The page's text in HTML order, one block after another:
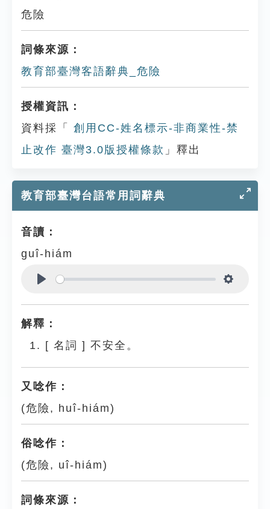
危險
詞條來源：
教育部臺灣客語辭典_危險
授權資訊：
資料採「
創用CC-姓名標示-非商業性-禁
止改作 臺灣3.0版授權條款 」釋出
教育部臺灣台語常用詞辭典
音讀：
guî-hiám
解釋：
[ 名詞 ] 不安全。
又唸作：
(危險, huî-hiám)
俗唸作：
(危險, uî-hiám)
詞條來源：